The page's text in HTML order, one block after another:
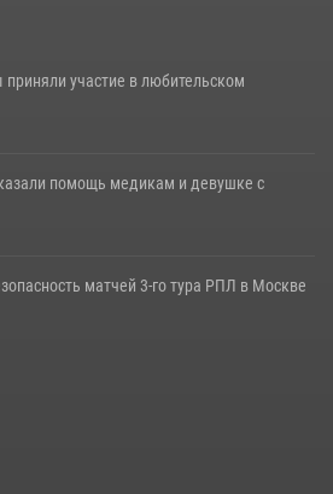
участие в любительском
помощь медикам и девушке с
матчей 3-го тура РПЛ в Москве